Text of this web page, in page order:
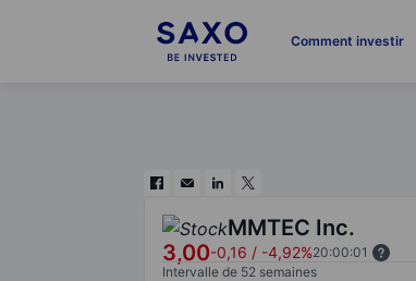
Comment investir
MMTEC Inc.
3,00-0,16 / -4,92%20:00:01
Intervalle de 52 semaines